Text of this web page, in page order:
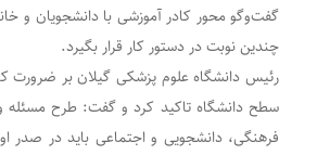
گفت‌وگو محور کادر آموزشی با دانشجویان و
چندین نوبت در دستور کار قرار بگیرد.
رئیس دانشگاه علوم پزشکی گیلان بر ضرورت
سطح دانشگاه تاکید کرد و گفت: طرح مسئله
فرهنگی، دانشجویی و اجتماعی باید در صدر